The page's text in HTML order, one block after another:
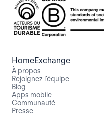
HomeExchange
À propos
Rejoignez l’équipe
Blog
Apps mobile
Communauté
Presse